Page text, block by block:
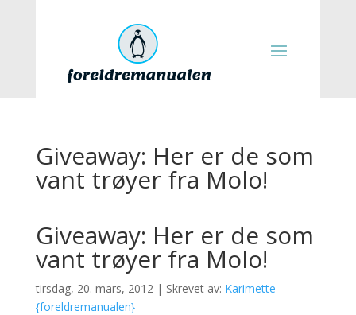
Giveaway: Her er de som
vant trøyer fra Molo!
Giveaway: Her er de som
vant trøyer fra Molo!
tirsdag, 20. mars, 2012 | Skrevet av: Karimette
{foreldremanualen}